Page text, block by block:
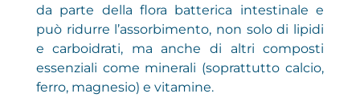
da parte della flora batterica intestinale e
può ridurre l’assorbimento, non solo di lipidi
e carboidrati, ma anche di altri composti
essenziali come minerali (soprattutto calcio,
ferro, magnesio) e vitamine.